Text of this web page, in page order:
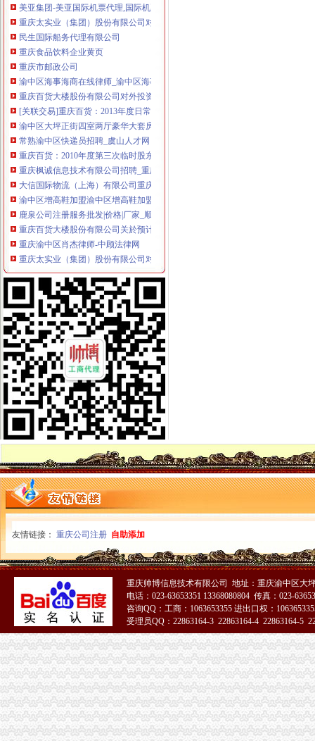
重庆太实业（集团）股份有限公司对外投资暨关联交易公告_财经_
民生国际船务代理有限公司
重庆食品饮料企业黄页
重庆市邮政公司
渝中区海事海商在线律师_渝中区海事海商律师在线免费咨询_华律网
重庆百货大楼股份有限公司对外投资公告
[关联交易]重庆百货：2013年度日常关联交易预计公告-[中财网]
渝中区大坪正街四室两厅豪华大套房_重庆渝中区大坪短租房_游天下
常熟渝中区快递员招聘_虞山人才网
重庆百货：2010年度第三次临时股东大会会议资料_证券之星
重庆枫诚信息技术有限公司招聘_重庆枫诚信息技术有限公司新招聘_
大信国际物流（上海）有限公司重庆分公司-大信国际物流（上海）有
渝中区增高鞋加盟渝中区增高鞋加盟店渝中区加盟增高鞋店-渝中区
鹿泉公司注册服务批发|价格|厂家_顺企网
重庆百货大楼股份有限公司关於预计2015年日常关联交易公告
重庆渝中区肖杰律师-中顾法律网
重庆太实业（集团）股份有限公司对外投资暨关联交易公告_财经_
[股东会]重庆百货：2010年度第三次临时股东大会会议资料-[中财网]
成都西南交大工程建设咨询监理有限责任公司重庆分公司-主页
【东莞货运代理|东莞货运代理公司】-广州58同城
2016年版重庆市渝中区招商引资项目策划咨询报告-中商产业研究院-中
美亚集团-美亚国际机票代理,国际机票预订,美亚价机票预订,国
招商银行--重庆百货（）2013年度日常关联交易预计公告
包头到渝中区物流货运北京到渝中区物流搬家-产品展示-
【重庆商社力】现代,郑州日产经销商_销售电话：
人民法院公告_搜狐其它_搜狐网
重庆百货（）_公司公告_重庆百货大楼股份有限公司关于预计
杜邦制冷_德国谷轮_德国比泽尔-重庆市渝中区长江制冷设备经营部-
网上签订合同,被骗预付款我公司在2016年04月和一个代理公司签订
重庆环保产品标志认证|重庆有机认证|重庆普道企业管理咨询有限公司
【渝中机用锯条价格】渝中机用锯条报价/渝中机用锯条哪里买/哪里卖
重庆百货（）_公司公告_重庆百货大楼股份有限公司2013年度
重庆蓝鼎影视媒有限公司,主营：影视制作的策划；承办经批准的文
【重庆代理记账|重庆代理记账公司】-重庆58分类网
山东莱德管阀有限公司（重庆代理）-商铺
重庆旅游新报社有限公司
渝中区铝管的价格_铝信
渝中区代办进出口公司
鹿泉公司注册服务批发|价格|厂家_顺企网
[股东会]重庆百货：2010年度第三次临时股东大会会议资料-[中财网]
大信国际物流（上海）有限公司重庆分公司-大信国际物流（上海）有
重庆百货大楼股份有限公司关於预计2015年日常关联交易公告
渝中区海事海商在线律师_渝中区海事海商律师在线免费咨询_华律网
成都西南交大工程建设咨询监理有限责任公司重庆分公司-主页
重庆百货大楼股份有限公司对外投资公告
常熟渝中区快递员招聘_虞山人才网
美亚集团-美亚国际机票代理,国际机票预订,美亚价机票预订,国
重庆太实业（集团）股份有限公司对外投资暨关联交易公告_财经_
民生国际船务代理有限公司
友情链接： 重庆公司注册 自助添加
重庆帅博信息技术有限公司 地址：重庆渝中区大
电话：023-63653351 13368080804 传真：023-
咨询QQ：工商：1063653355 进出口权：
受理员QQ：22863164-3 22863164-4 22863164-5
51La